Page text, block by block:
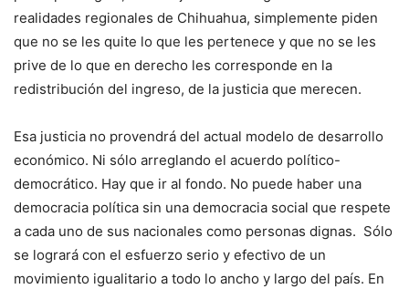
realidades regionales de Chihuahua, simplemente piden
que no se les quite lo que les pertenece y que no se les
prive de lo que en derecho les corresponde en la
redistribución del ingreso, de la justicia que merecen.
Esa justicia no provendrá del actual modelo de desarrollo
económico. Ni sólo arreglando el acuerdo político-
democrático. Hay que ir al fondo. No puede haber una
democracia política sin una democracia social que respete
a cada uno de sus nacionales como personas dignas. Sólo
se logrará con el esfuerzo serio y efectivo de un
movimiento igualitario a todo lo ancho y largo del país. En